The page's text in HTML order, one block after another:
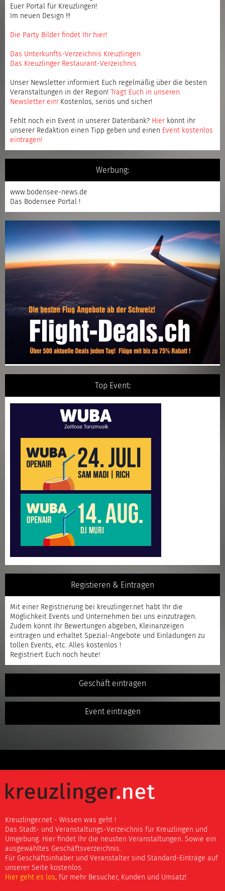
Euer Portal für Kreuzlingen!
Im neuen Design !!!
Die Party Bilder findet Ihr hier!
Das Unterkunfts-Verzeichnis Kreuzlingen
Das Kreuzlinger Restaurant-Verzeichnis
Unser Newsletter informiert Euch regelmäßig über die besten
Veranstaltungen in der Region!
Tragt Euch in unseren
Newsletter ein! Kostenlos, seriös und sicher!
Fehlt noch ein Event in unserer Datenbank? Hier könnt ihr
unserer Redaktion einen Tipp geben und einen Event kostenlos
eintragen!
Werbung:
www.bodensee-news.de
Das Bodensee Portal !
Top Event:
Registieren & Eintragen
Mit einer Registrierung bei kreuzlinger.net habt Ihr die
Möglichkeit Events und Unternehmen bei uns einzutragen.
Zudem könnt Ihr Bewertungen abgeben, Kleinanzeigen
eintragen und erhaltet Spezial-Angebote und Einladungen zu
tollen Events, etc. Alles kostenlos !
Registriert Euch noch heute!
Geschäft eintragen
Event eintragen
Kreuzlinger.net - Wissen was geht !
Das Stadt- und Veranstaltungs-Verzeichnis für Kreuzlingen und
Umgebung. Hier findet Ihr die neusten Veranstaltungen. Sowie ein
ausgewähltes Geschäftsverzeichnis.
Für Geschäftsinhaber und Veranstalter sind Standard-Einträge auf
unserer Seite kostenlos.
Hier geht es los, für mehr Besucher, Kunden und Umsatz!